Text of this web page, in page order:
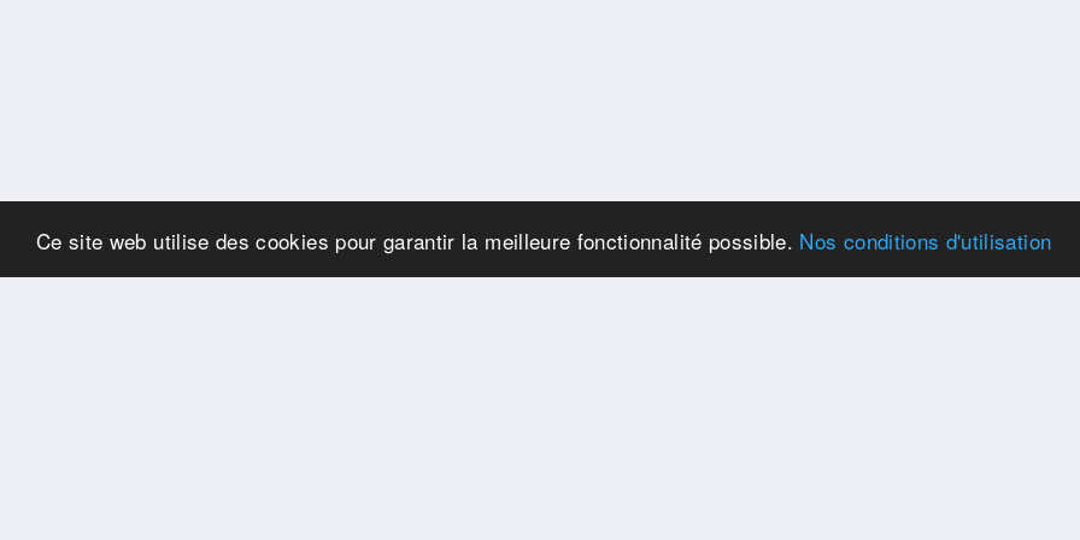
Ce site web utilise des cookies pour garantir la meilleure fonctionnalité possible. Nos conditions d'utilisation